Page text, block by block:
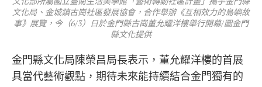
文化局、金城鎮古崗社區發展協會，合作舉辦《互相效力的島嶼故
事》展覽，今（6/3）日於金門縣古崗董允耀洋樓舉行開幕/圖金門
縣文化提供
金門縣文化局陳榮昌局長表示，董允耀洋樓的首展
具當代藝術觀點，期待未來能持續結合金門獨有的